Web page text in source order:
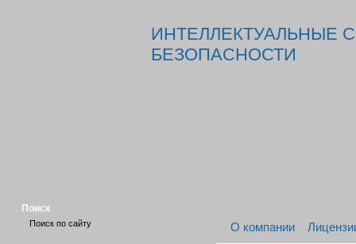
ИНТЕЛЛЕКТУАЛЬНЫЕ
БЕЗОПАСНОСТИ
Поиск
О компании